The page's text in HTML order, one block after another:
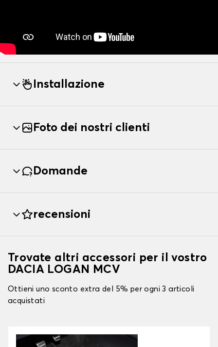
Installazione
Foto dei nostri clienti
Domande
recensioni
Trovate altri accessori per il vostro
DACIA LOGAN MCV
Ottieni uno sconto extra del 5% per ogni 3 articoli
acquistati